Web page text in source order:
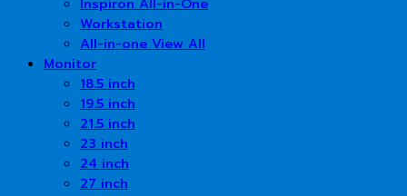
Workstation
All-in-one View All
Monitor
18.5 inch
19.5 inch
21.5 inch
23 inch
24 inch
27 inch